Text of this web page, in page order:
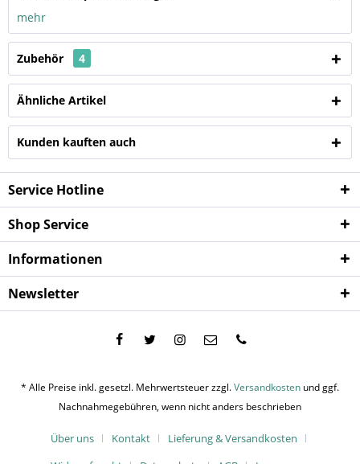
mehr
Zubehör 4
Ähnliche Artikel
Kunden kauften auch
Service Hotline
Shop Service
Informationen
Newsletter
* Alle Preise inkl. gesetzl. Mehrwertsteuer zzgl.Versandkosten und ggf.
Nachnahmegebühren, wenn nicht anders beschrieben
Über uns Kontakt
Lieferung & Versandkosten